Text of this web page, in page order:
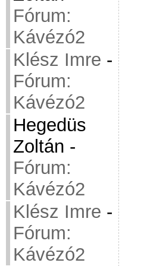
Fórum:
Kávézó2
Klész Imre -
Fórum:
Kávézó2
Hegedüs
Zoltán -
Fórum:
Kávézó2
Klész Imre -
Fórum:
Kávézó2